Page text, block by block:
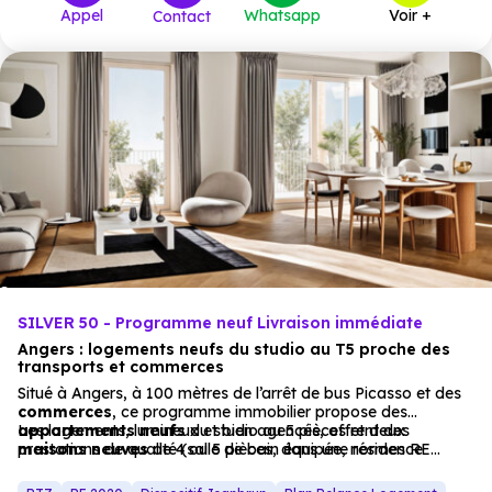
Appel Contact Whatsapp Voir +
SILVER 50 - Programme neuf Livraison immédiate
Angers : logements neufs du studio au T5 proche des
transports et commerces
Situé à Angers, à 100 mètres de l’arrêt de bus Picasso et des
commerces, ce programme immobilier propose des
appartementsneufsdu studio au 5 pièces et deux
maisonsneuvesde 4 ou 5 pièces, dans une résidence
s’intègre dans un quartier résidentiel apaisant.
Les logements, lumineux et bien agencés, offrent des
prestations de qualité (salle de bain équipée, normes RE
parking sécurisé complète l’offre, pour une résidence